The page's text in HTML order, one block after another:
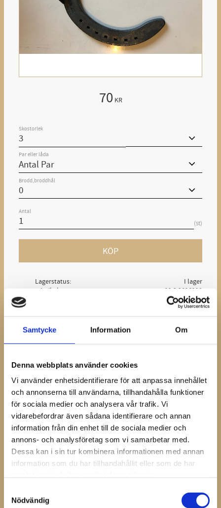
Samtycke Information Om
Denna webbplats använder cookies
Vi använder enhetsidentifierare för att anpassa innehållet
och annonserna till användarna, tillhandahålla funktioner
för sociala medier och analysera vår trafik. Vi
vidarebefordrar även sådana identifierare och annan
information från din enhet till de sociala medier och
annons- och analysföretag som vi samarbetar med.
Dessa kan i sin tur kombinera informationen med annan
information som du har tillhandahållit eller som de har
Nödvändig
70KR
Skostorlek
Par eller låda
Brodd,broddhål
Antal
st
KÖP
Lagerstatus
I lager
Artikelnr
11.2.2816110
0,36 kg
Ge ett omdöme!
tävlingshästar som behöver bra grepp och fäste, t.ex.
galopphästar. Concorde är en konkav hästsko som i
kombination med helfalsen erbjuder extra fäste med
låg vikt (cirka 240 gram).
Erbjuder 14 sömhål ger stor variation i applikation.
Dela med dig
Facebook